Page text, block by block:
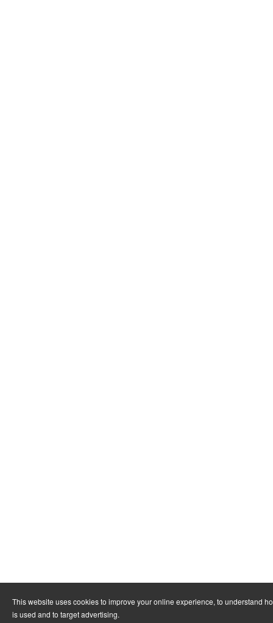
This website uses cookies to improve your online experience, to understand
is used and to target advertising.